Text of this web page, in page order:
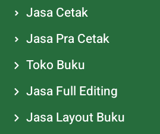
Jasa Cetak
Jasa Pra Cetak
Toko Buku
Jasa Full Editing
Jasa Layout Buku